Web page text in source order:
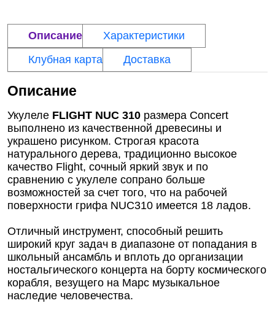
Описание
Характеристики
Клубная карта
Доставка
Описание
Укулеле FLIGHT NUC 310 размера Concert
выполнено из качественной древесины и
украшено рисунком. Строгая красота
натурального дерева, традиционно высокое
качество Flight, сочный яркий звук и по
сравнению с укулеле сопрано больше
возможностей за счет того, что на рабочей
поверхности грифа NUC310 имеется 18 ладов.
Отличный инструмент, способный решить
широкий круг задач в диапазоне от попадания в
школьный ансамбль и вплоть до организации
ностальгического концерта на борту космического
корабля, везущего на Марс музыкальное
наследие человечества.